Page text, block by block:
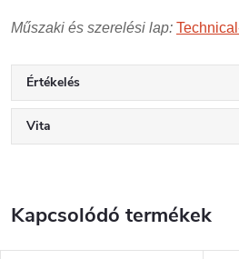
Műszaki és szerelési lap:
Értékelés
Vita
Kapcsolódó termékek